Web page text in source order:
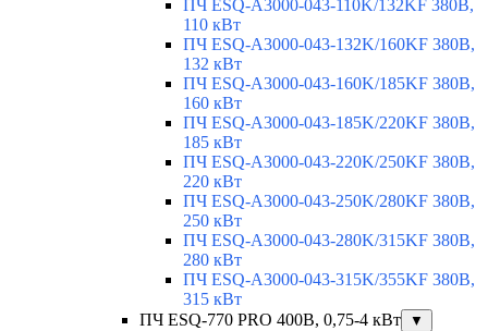
ПЧ ESQ-A3000-043-110K/132KF 380В,
110 кВт
ПЧ ESQ-A3000-043-132K/160KF 380В,
132 кВт
ПЧ ESQ-A3000-043-160K/185KF 380В,
160 кВт
ПЧ ESQ-A3000-043-185K/220KF 380В,
185 кВт
ПЧ ESQ-A3000-043-220K/250KF 380В,
220 кВт
ПЧ ESQ-A3000-043-250K/280KF 380В,
250 кВт
ПЧ ESQ-A3000-043-280K/315KF 380В,
280 кВт
ПЧ ESQ-A3000-043-315K/355KF 380В,
315 кВт
ПЧ ESQ-770 PRO 400В, 0,75-4 кВт
▼